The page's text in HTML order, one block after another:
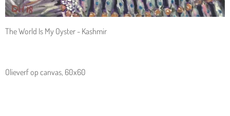
The World Is My Oyster - Kashmir
Olieverf op canvas, 60x60